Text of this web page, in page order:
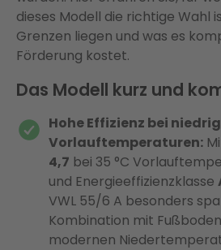
dieses Modell die richtige Wahl
Grenzen liegen und was es
Förderung kostet.
Das Modell kurz und
Hohe Effizienz bei
Vorlauftemperaturen:
4,7 bei 35 °C
und Energieeffizienzklasse
VWL 55/6 A besonders
Kombination mit
modernen